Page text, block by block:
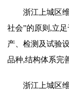
浙江上城区
社会”的原则,立
产、检测及试验
品种,结构体系完
浙江上城区